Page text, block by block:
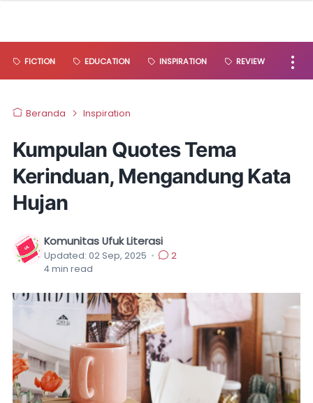
FICTION EDUCATION INSPIRATION REVIEW
Beranda Inspiration
Kumpulan Quotes Tema
Kerinduan, Mengandung Kata
Hujan
Komunitas Ufuk Literasi
Updated: 02 Sep, 2025 •
2
4min read